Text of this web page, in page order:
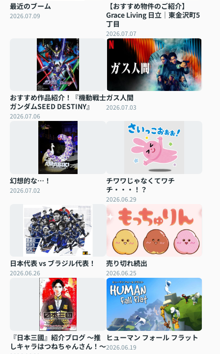
最近のブーム
2026.07.09
【おすすめ物件のご紹介】
Grace Living 日立｜東金沢町5
丁目
2026.07.07
おすすめ作品紹介！『機動戦士
ガンダムSEED DESTINY』
2026.07.06
ガス人間
2026.07.03
幻想的な…！
2026.07.02
チワワじゃなくてワチ
チ・・・！？
2026.06.29
日本代表 vs ブラジル代表！
2026.06.26
売り切れ続出
2026.06.25
『日本三國』紹介ブログ ～推
しキャラはつねちゃんさん！～
ヒューマン フォール フラット
2026.06.19